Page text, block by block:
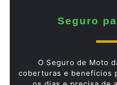
Seguro
O Seguro de Moto
coberturas e benefícios